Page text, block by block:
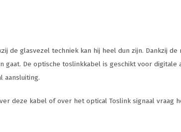
de glasvezel techniek kan hij heel dun zijn. Dankzij
De optische toslinkkabel is geschikt voor
aansluiting.
deze kabel of over het optical Toslink signaal vraag